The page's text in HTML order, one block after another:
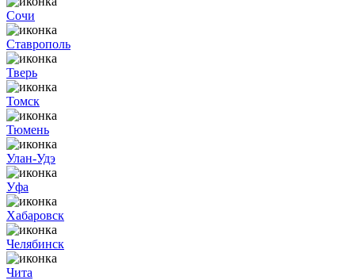
Сочи
Ставрополь
Тверь
Томск
Тюмень
Улан-Удэ
Уфа
Хабаровск
Челябинск
Чита